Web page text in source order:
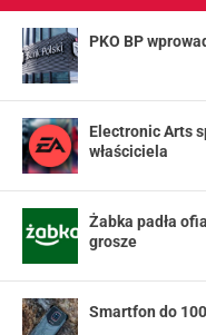
PKO BP
Electronic Arts
właściciela
Żabka padła
grosze
Smartfon do